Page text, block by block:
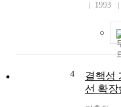
1993
4
결핵성
선 확장